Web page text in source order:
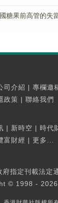
糖果前高管的失
司介紹 | 專欄邀
政策 | 聯絡我們
| 新時空 | 時代
富財經 | 更多...
府指定刊載法定
© 1998 - 2026